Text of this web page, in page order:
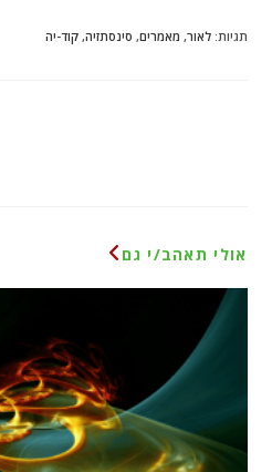
תגיות:לאור, מאמרים, סינסתזיה, קוד-יה
אולי תאהב/י גם